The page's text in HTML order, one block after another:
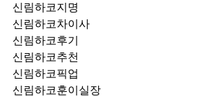
신림하코지명
신림하코차이사
신림하코후기
신림하코추천
신림하코훈이실장